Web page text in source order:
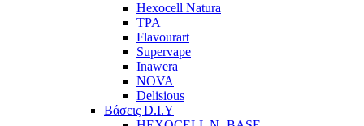
Hexocell Natura
TPA
Flavourart
Supervape
Inawera
ΝOVA
Delisious
Βάσεις D.I.Y